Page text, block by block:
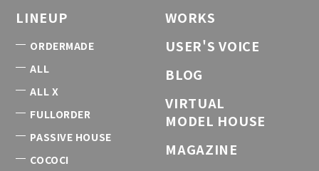
LINEUP
ORDERMADE
ALL
ALL X
FULLORDER
PASSIVE HOUSE
COCOCI
WORKS
USER'S VOICE
BLOG
VIRTUAL
MODEL HOUSE
MAGAZINE